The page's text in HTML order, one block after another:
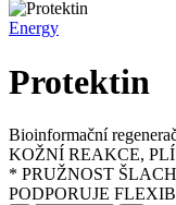
Energy
Protektin
Bioinformační
KOŽNÍ REAKCE,
* PRUŽNOST
PODPORUJE